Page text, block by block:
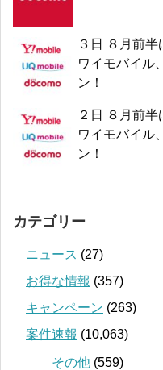
３日 ８月前半
ワイモバイル
ン！
２日 ８月前半
ワイモバイル
ン！
カテゴリー
ニュース (27)
お得な情報 (357)
キャンペーン (263)
案件速報 (10,063)
その他 (559)